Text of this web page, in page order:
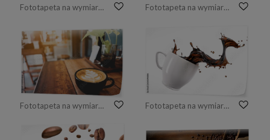
Fototapeta na wymiar Cup of coffee with beans on wooden table Fototapeta na wymiar 3d realistic vector isolated white cups of coffee with spoon, top and side view, cappuccino, americano, espresso, mocha, latte, cocoa
Fototapeta na wymiar Latte cup on wooden table blur coffee shop background Fototapeta na wymiar Liquid coffee wave splashing out from a white cup mug.